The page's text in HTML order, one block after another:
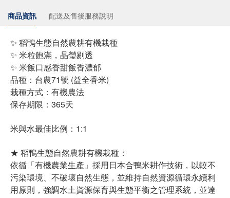
商品資訊 配送及售後服務說明
✨ 稻鴨生態自然農耕有機栽種
✨ 米粒飽滿，晶瑩剔透
✨ 米飯口感香甜飯香濃郁
品種：台農71號 (益全香米)
栽種方式：有機農法
保存期限：365天
米與水最佳比例：1:1
★ 稻鴨生態自然農耕有機栽種：
依循「有機農業生產」採用日本合鴨米耕作技術，以較不
污染環境、不破壞自然生態，並維持自然資源循環永續利
用原則，強調水土資源保育與生態平衡之管理系統，並達